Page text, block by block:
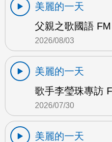
美麗的一天
父親之歌國語
2026/08/03
美麗的一天
歌手李瑩珠專訪
2026/07/30
美麗的一天